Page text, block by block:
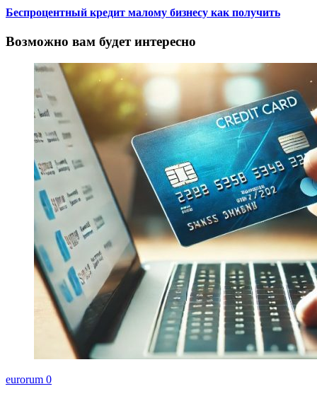
Беспроцентный кредит малому бизнесу как получить
Возможно вам будет интересно
eurorum 0